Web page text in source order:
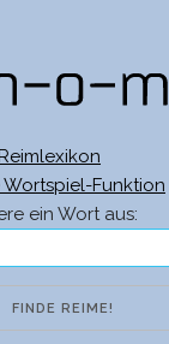
Reimlexikon
Wortspiel-Funktion
ein Wort aus: